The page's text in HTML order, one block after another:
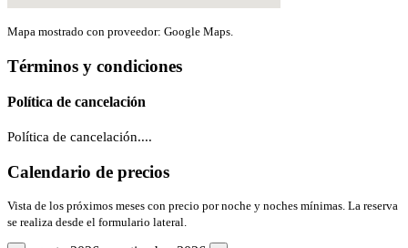
Mapa mostrado con proveedor: Google Maps.
Términos y condiciones
Política de cancelación
Política de cancelación....
Calendario de precios
Vista de los próximos meses con precio por noche y noches mínimas. La reserva
se realiza desde el formulario lateral.